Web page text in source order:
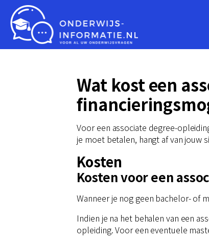
Wat kost een
Voor een associate degree-
je moet betalen, hangt af van jouw
Kosten
Kosten voor een
Wanneer je nog geen bachelor- of
Indien je na het behalen van een
opleiding. Voor een eventuele